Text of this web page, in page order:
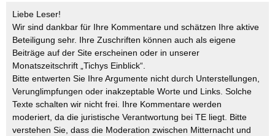
Liebe Leser!
Wir sind dankbar für Ihre Kommentare und schätzen Ihre aktive
Beteiligung sehr. Ihre Zuschriften können auch als eigene
Beiträge auf der Site erscheinen oder in unserer
Monatszeitschrift „Tichys Einblick“.
Bitte entwerten Sie Ihre Argumente nicht durch Unterstellungen,
Verunglimpfungen oder inakzeptable Worte und Links. Solche
Texte schalten wir nicht frei. Ihre Kommentare werden
moderiert, da die juristische Verantwortung bei TE liegt. Bitte
verstehen Sie, dass die Moderation zwischen Mitternacht und